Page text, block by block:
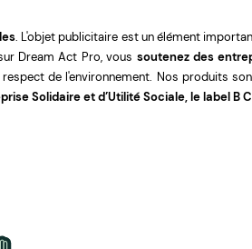
. L'objet publicitaire est un élément
Dream Act Pro, vous soutenez des
de l'environnement. Nos produits
Solidaire et d’Utilité Sociale, le label B